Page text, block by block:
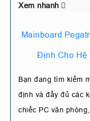
Xem nhanh
Mainboard
Định Cho Hệ
Bạn đang tìm kiếm
định và đầy đủ các
chiếc PC văn